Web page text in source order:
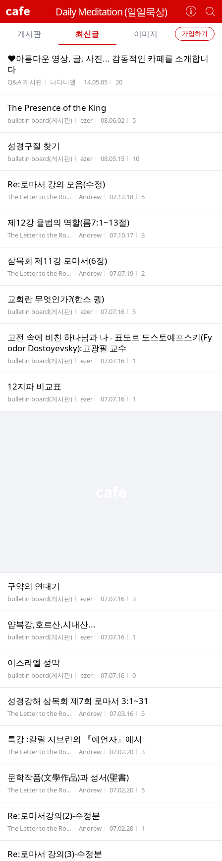
cafe Daily Meditation (일일묵상)
카
페
정
보
기
개
별
카
페
검
색
카
페
메
뉴
가입하기
게시판 최신글 이미지
전
체
글
♥아름다운 영상, 글, 사진... 감동적인 카페를 소개합니
다
게시판명
Q&A 게시판 작성자
나다니엘 작성시간
14.05.05 조회수
20
The Presence of the King
게시판명
bulletin board(게시판) 작성자
ezer 작성시간
08.06.02 조회수
5
성경구절 찾기
게시판명
bulletin board(게시판) 작성자
ezer 작성시간
08.05.15 조회수
10
Re:로마서 강의 모음(수정)
게시판명
The Letter to the Ro... 작성자
Andrew 작성시간
07.12.18 조회수
5
제12강 율법의 역할(롬7:1~13절)
게시판명
The Letter to the Ro... 작성자
Andrew 작성시간
07.10.17 조회수
3
삼목회 제11강 로마서(6장)
게시판명
The Letter to the Ro... 작성자
Andrew 작성시간
07.07.19 조회수
2
교회란 무엇인가?(한스 큉)
게시판명
bulletin board(게시판) 작성자
ezer 작성시간
07.07.16 조회수
5
고전 속에 비친 하나님과 나 - 표도르 도스토예프스키(Fy
odor Dostoyevsky):고광필 교수
게시판명
bulletin board(게시판) 작성자
ezer 작성시간
07.07.16 조회수
1
12지파 비교표
게시판명
bulletin board(게시판) 작성자
ezer 작성시간
07.07.16 조회수
1
구약의 연대기
게시판명
bulletin board(게시판) 작성자
ezer 작성시간
07.07.16 조회수
3
얍복강,호르산,시내산...
게시판명
bulletin board(게시판) 작성자
ezer 작성시간
07.07.16 조회수
1
이스라엘 성막
게시판명
bulletin board(게시판) 작성자
ezer 작성시간
07.07.16 조회수
0
성경강해 삼목회 제7회 로마서 3:1~31
게시판명
The Letter to the Ro... 작성자
Andrew 작성시간
07.03.16 조회수
5
특강 :칼릴 지브란의 『예언자』에서
게시판명
The Letter to the Ro... 작성자
Andrew 작성시간
07.02.20 조회수
3
문학작품(文學作品)과 성서(聖書)
게시판명
The Letter to the Ro... 작성자
Andrew 작성시간
07.02.20 조회수
5
Re:로마서강의(2)-수정분
게시판명
The Letter to the Ro... 작성자
Andrew 작성시간
07.02.20 조회수
1
Re:로마서 강의(3)-수정분